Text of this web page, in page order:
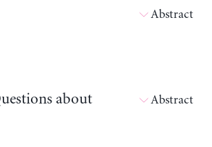
Abstract
about
Abstract